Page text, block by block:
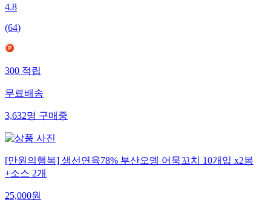
4.8
(64)
300적립
무료배송
3,632명구매중
[만원의행복] 생선연육78% 부산오뎅 어묵꼬치 10개입 x2봉
+소스 2개
25,000원